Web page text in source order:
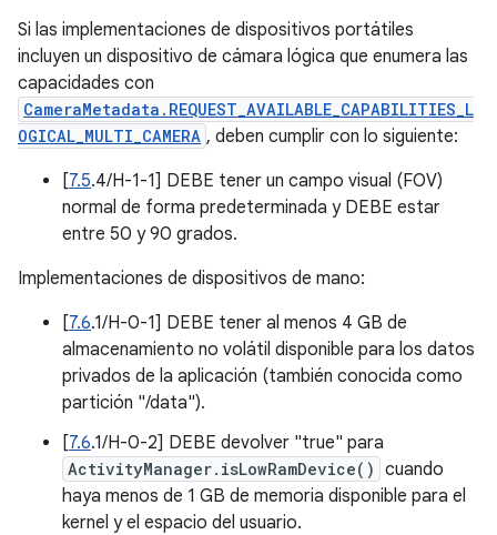
Si las implementaciones de dispositivos portátiles
incluyen un dispositivo de cámara lógica que enumera las
capacidades con
CameraMetadata.REQUEST_AVAILABLE_CAPABILITIES_L
OGICAL_MULTI_CAMERA , deben cumplir con lo siguiente:
[7.5.4/H-1-1] DEBE tener un campo visual (FOV)
normal de forma predeterminada y DEBE estar
entre 50 y 90 grados.
Implementaciones de dispositivos de mano:
[7.6.1/H-0-1] DEBE tener al menos 4 GB de
almacenamiento no volátil disponible para los datos
privados de la aplicación (también conocida como
partición "/data").
[7.6.1/H-0-2] DEBE devolver "true" para
ActivityManager.isLowRamDevice() cuando
haya menos de 1 GB de memoria disponible para el
kernel y el espacio del usuario.